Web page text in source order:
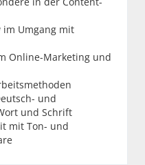
im Umgang mit
Online-Marketing und
und
und Schrift
mit Ton- und